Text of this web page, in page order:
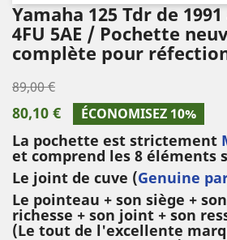
Yamaha 125 Tdr de 1991
4FU 5AE / Pochette
complète pour
89,00 €
80,10 € ÉCONOMISEZ 10%
La pochette est strictement
et comprend les 8 éléments
Le joint de cuve (Genuine
Le pointeau + son siège +
richesse + son joint + son
(Le tout de l'excellente